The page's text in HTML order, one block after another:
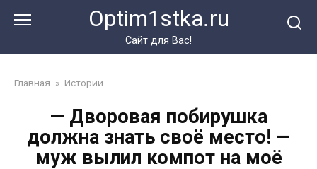
Optim1stka.ru
Сайт для Вас!
Главная » Истории
— Дворовая побирушка
должна знать своё место! —
муж вылил компот на моё